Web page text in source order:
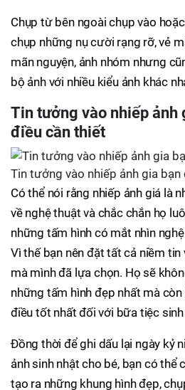
Chụp từ bên ngoài chụp vào
chụp những nụ cười rạng rỡ, vẻ
mãn nguyện, ảnh nhóm nhưng
bộ ảnh với nhiều kiểu ảnh khác
Tin tưởng vào nhiếp ảnh
điều cần thiết
Tin tưởng vào nhiếp ảnh gia
Có thể nói rằng nhiếp ảnh giá là
về nghệ thuật và chắc chắn họ
những tấm hình có mắt nhìn
Vì thế bạn nên đặt tất cả niềm
mà mình đã lựa chọn. Họ sẽ
những tấm hình đẹp nhất mà
điều tốt nhất đối với bữa tiệc
Đồng thời để ghi dấu lại ngày kỷ
ảnh sinh nhật cho bé, bạn có thể
tạo ra những khung hình đẹp,